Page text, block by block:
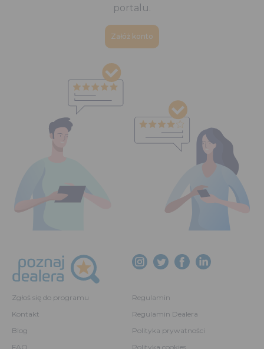
portalu.
Załóż konto
Zgłoś się do programu
Kontakt
Blog
FAQ
Regulamin
Regulamin Dealera
Polityka prywatności
Polityka cookies